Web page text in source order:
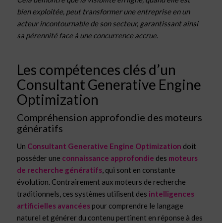
bien exploitée, peut transformer une entreprise en un
acteur incontournable de son secteur, garantissant ainsi
sa pérennité face à une concurrence accrue.
Les compétences clés d’un
Consultant Generative Engine
Optimization
Compréhension approfondie des moteurs
génératifs
Un Consultant Generative Engine Optimization doit
posséder une connaissance approfondie des moteurs
de recherche génératifs, qui sont en constante
évolution. Contrairement aux moteurs de recherche
traditionnels, ces systèmes utilisent des intelligences
artificielles avancéespour comprendre le langage
naturel et générer du contenu pertinent en réponse à des